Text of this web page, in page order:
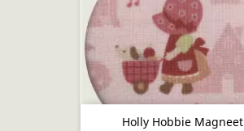
Holly Hobbie Magneet